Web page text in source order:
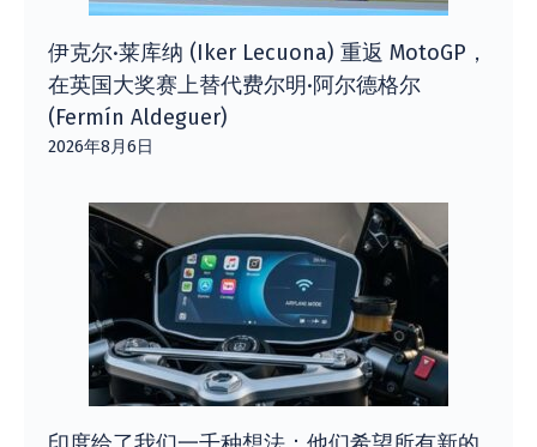
伊克尔·莱库纳 (Iker Lecuona) 重返 MotoGP，
在英国大奖赛上替代费尔明·阿尔德格尔
(Fermín Aldeguer)
2026年8月6日